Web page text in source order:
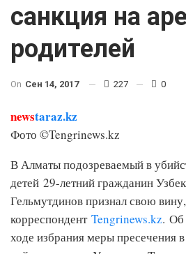
санкция на
родителей
On Сен 14, 2017 227 0
newstaraz.kz
Фото ©Tengrinews.kz
В Алматы подозреваемый в
детей 29-летний гражданин
Гельмутдинов признал свою
корреспондент Tengrinews.kz. Об
ходе избрания меры пресечения